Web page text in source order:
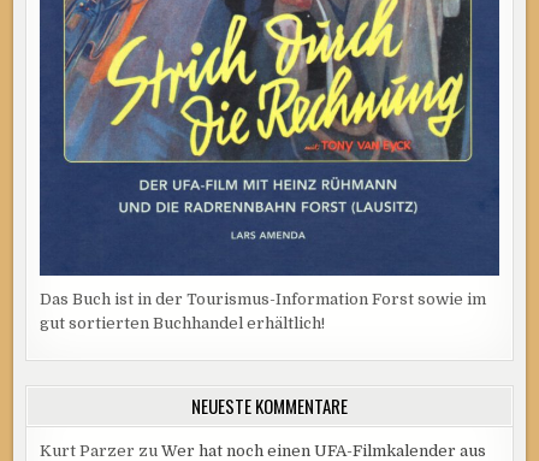
Das Buch ist in der Tourismus-Information Forst sowie im
gut sortierten Buchhandel erhältlich!
NEUESTE KOMMENTARE
Kurt Parzer zuWer hat noch einen UFA-Filmkalender aus